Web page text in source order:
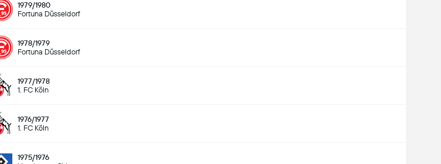
1979/1980
Fortuna Düsseldorf
1978/1979
Fortuna Düsseldorf
1977/1978
1. FC Köln
1976/1977
1. FC Köln
1975/1976